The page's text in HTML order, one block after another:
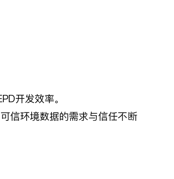
开发效率。
信环境数据的需求与信任不断